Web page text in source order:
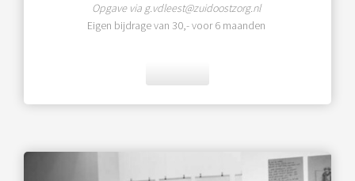
Opgave via g.vdleest@zuidoostzorg.nl
Eigen bijdrage van 30,- voor 6 maanden